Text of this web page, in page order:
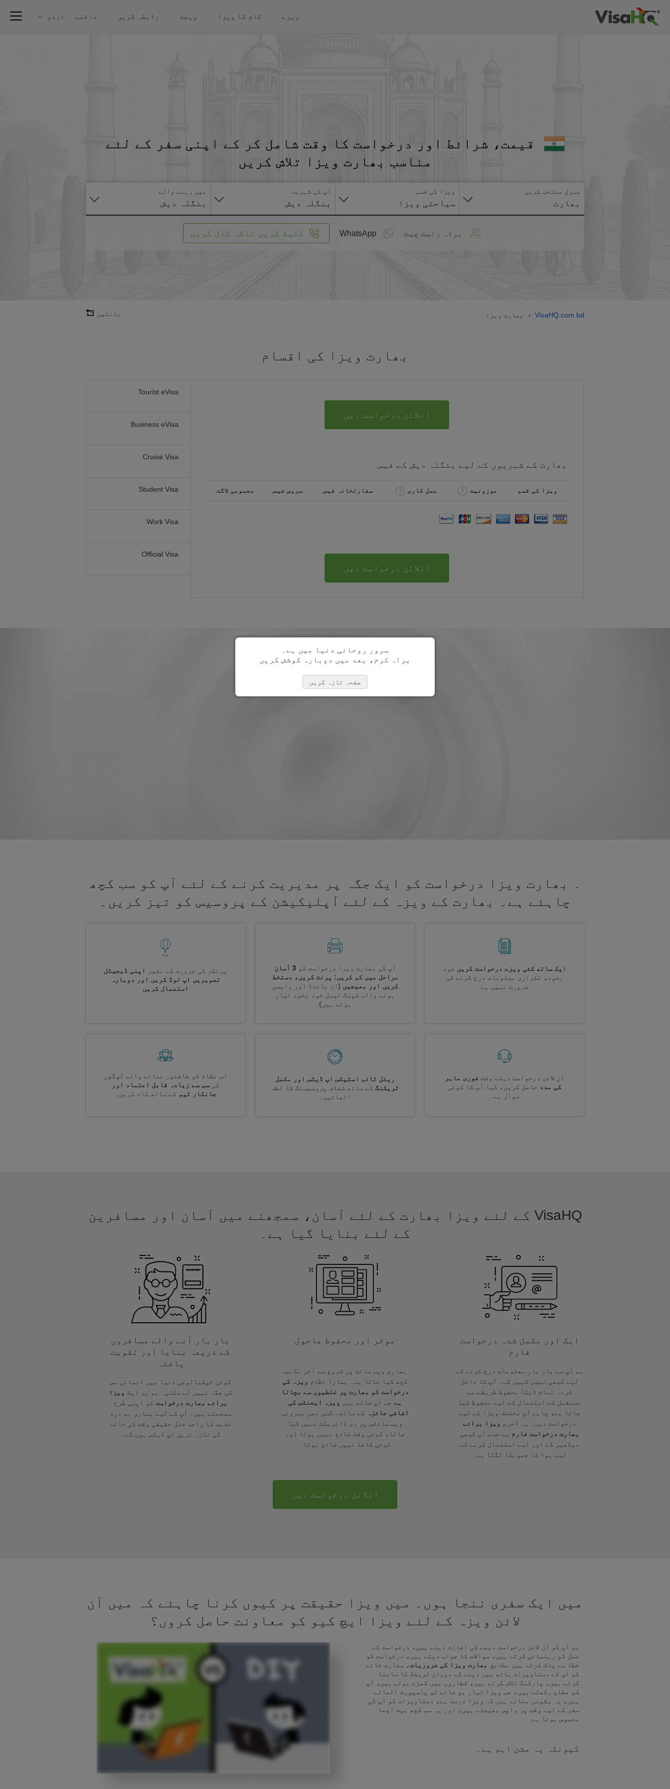
ویزے کام کا ویزا ویجٹ رابطہ کریں داخلے اردو
قیمت، شرائط اور درخواست کا وقت شامل کر کے اپنی سفر کے لئے
مناسب بھارت ویزا تلاش کریں
منزل منتخب کریں
بھارت
ویزا کی قسم
سیاحتی ویزا
آپ کی شہریت
بنگلہ دیش
میں رہنے والے
بنگلہ دیش
براہ راست چیٹ WhatsApp کلیک کریں تاکہ کال کریں
VisaHQ.com.bd
› بھارت ویزا بانٹیں
بھارت ویزا کی اقسام
Tourist eVisa
Business eVisa
Cruise Visa
Student Visa
Work Visa
Official Visa
آنلائن درخواست دیں
بھارت کے شہریوں کے لیے بنگلہ دیش کے فیس
ویزا کی قسم موزونیت عمل کاری سفارتخانہ فیس سروس فیس مجموعی لاگت
آنلائن درخواست دیں
۔ بھارت ویزا درخواست کو ایک جگہ پر مدیریت کرنے کے لئے آپ کو سب کچھ
چاہئے ہے۔ بھارت کے ویزہ کے لئے آپلیکیشن کے پروسیس کو تیز کریں۔
ایک ساتھ کئی ویزے درخواست کریں خود
بخود، تکراری معلومات درج کرنے کی
ضرورت نہیں ہے
آپ کی بھارت ویزا درخواست کو
3 آسان
مراحل میں کم کریں: پرنٹ کریں، دستخط
کریں اور بھیجیں (ان بائنڈ اور واپسی
ہونے والے شپنگ لیبل خود بخود تیار
ہوتے ہیں)
پرنٹر کی ضرورت کے بغیر
اپنی ڈیجیٹل
تصویریں اپ لوڈ کریں اور دوبارہ
استعمال کریں
آن لائن درخواست دیتے وقت فوری ماہر
کی مدد حاصل کریں، کیا آپ کا کوئی
سوال ہے۔
ریئل ٹائم اسٹیٹس اپ ڈیٹس اور مکمل
ٹریکنگ کے ساتھ شفاف پروسیسنگ کا لطف
اٹھائیں۔
اس نظام کو طاقتور بنانے والے لوگوں
کی سب سے زیادہ قابل اعتماد اور
جانکار ٹیم کے ساتھ کام کریں۔
VisaHQ کے لئے ویزا بھارت کے لئے آسان، سمجھنے میں آسان اور مسافرین
کے لئے بنایا گیا ہے۔
ایک اور مکمل شدہ درخواست
فارم
ہم آپ سے بار بار معلومات درج کرنے کے
لیے کبھی نہیں کہیں گے۔ آپ کا داخل
کردہ تمام ڈیٹا محفوظ طریقے سے
مستقبل کے استعمال کے لیے محفوظ کیا
جاتا ہے، چاہے آپ مختلف ویزا کے لیے
درخواست دیں۔ یہ آخری ویزا برائے
بھارت درخواست فارم
ہے جسے آپ کبھی
دیکھیں گے اور اسے استعمال کرنے کے
لیے ہوا کا جھونکا لگتا ہے۔
موثر اور محفوظ ماحول
ہماری ویب سائٹ پر شروع سے آخر تک سب
کچھ کیا جاتا ہے۔ ہمارا نظام ویزہ کی
درخواست کو بھارت پر غلطیوں سے بچاتا
ہے جب آپ جاتے ہیں
ویزہ ایجنٹس کی
اضافی جائزہ
کے ساتھ۔ کسی بھی بیرونی
ویب سائٹس پر ری ڈائریکٹ نہیں کیا
جاتا، کوئی وقت ضائع نہیں ہوتا اور
کوئی کاغذ نہیں ضائع ہوتا۔
بار بار آنے والے مسافروں
کے ذریعہ بنایا اور تقویت
یافتہ
کوئی ٹیکنالوجی دنیا میں انسانی مس
کی جگہ نہیں لے سکتی۔ ہم ہر ایک ویزا
برائے بھارت درخواست کو اپنی طرح
سمجھتے ہیں۔ آپ کے لیے ہماری بے درد
خدمت کا واحد خلل حقیقی وقت کی حالت
کی تازہ ترین اپ ڈیٹس ہوں گے۔
آنلائن درخواست دیں
میں ایک سفری ننجا ہوں۔ میں ویزا حقیقت پر کیوں کرنا چاہئے کہ میں آن
لائن ویزہ کے لئے ویزا ایچ کیو کو معاونت حاصل کروں؟
ہم آپ کو آن لائن درخواست دینے کی اجازت دیتے ہیں، درخواست کے
عمل کو رہنمائی کرتے ہیں، سوالات کا جواب دیتے ہیں، درخواست کو
خطا سے پاک کرتے ہیں مطابق
بھارت ویزا کی ضروریات، سفارت خانے
کو آپ کے دستاویزات ہاتھ میں دینے کے دوران ٹریفک کا سامنا
کرتے ہیں، پارکنگ تلاش کرتے ہیں، قطاروں میں کھڑے ہوتے ہیں، آپ
کو مطلع رکھتے ہیں، جب ویزا تیار ہو جائے تو پاسپورٹ اٹھاتے
ہیں، یہ یقینی بناتے ہیں کہ ویزا درست ہے، دستاویزات کو آپ کی
سفر کے لیے وقت پر واپس بھیجتے ہیں، اور یہ سب کچھ بہت اچھا
محسوس ہوتا ہے
کیونکہ یہ مشن اہم ہے۔
سرور روحانی دنیا میں ہے۔
براہ کرم، بعد میں دوبارہ کوشش کریں
صفحہ تازہ کریں